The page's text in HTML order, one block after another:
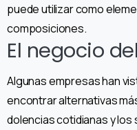
puede utilizar como
composiciones.
El negocio
Algunas empresas han
encontrar alternativas
dolencias cotidianas y los